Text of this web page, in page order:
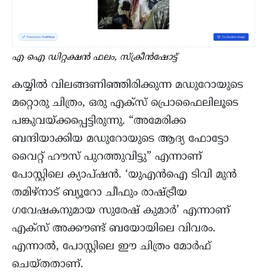
എ ഐ ഡിറ്റക്ഷൻ ഫലം, സ്ക്രീൻഷോട്ട്
കയ്യിൽ വിലങ്ങണിഞ്ഞിരിക്കുന്ന മഡുറോയുടെ
മറ്റൊരു ചിത്രം, ഒരു എക്സ് പ്രൊഫൈലിലൂടെ
പങ്കുവയ്ക്കപ്പെട്ടിരുന്നു. “അമേരിക്ക
ബന്ദിയാക്കിയ മഡുറോയുടെ ആദ്യ ഫോട്ടോ
വൈറ്റ് ഹൗസ് പുറത്തുവിട്ടു” എന്നാണ്
പോസ്റ്റിലെ ക്യാപ്ഷൻ. ‘യുഎൻഐ ടിവി മുൻ
തമിഴ്നാട് ബ്യൂറോ ചീഫും രാഷ്ട്രീയ
ഗവേഷകനുമായ സുരേഷ് കുമാർ’ എന്നാണ്
എക്സ് അക്കൗണ്ട് ബയോയിലെ വിവരം.
എന്നാൽ, പോസ്റ്റിലെ ഈ ചിത്രം മോർഫ്
ചെയ്തതാണ്.